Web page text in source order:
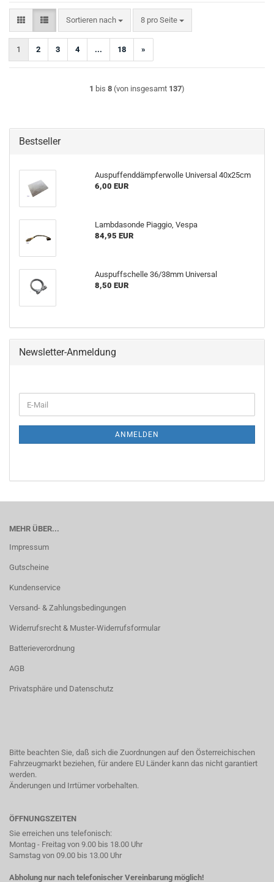
Sortieren nach
Sortieren nach 8 pro Seite
pro Seite
1 2 3 4 ... 18 »
1 bis 8 (von insgesamt 137)
Bestseller
Auspuffenddämpferwolle Universal 40x25cm
6,00 EUR
Lambdasonde Piaggio, Vespa
84,95 EUR
Auspuffschelle 36/38mm Universal
8,50 EUR
Newsletter-Anmeldung
E-
Mail
ANMELDEN
MEHR ÜBER...
Impressum
Gutscheine
Kundenservice
Versand- & Zahlungsbedingungen
Widerrufsrecht & Muster-Widerrufsformular
Batterieverordnung
AGB
Privatsphäre und Datenschutz
Bitte beachten Sie, daß sich die Zuordnungen auf den Österreichischen
Fahrzeugmarkt beziehen, für andere EU Länder kann das nicht garantiert
werden.
Änderungen und Irrtümer vorbehalten.
ÖFFNUNGSZEITEN
Sie erreichen uns telefonisch:
Montag - Freitag von 9.00 bis 18.00 Uhr
Samstag von 09.00 bis 13.00 Uhr
Abholung nur nach telefonischer Vereinbarung möglich!